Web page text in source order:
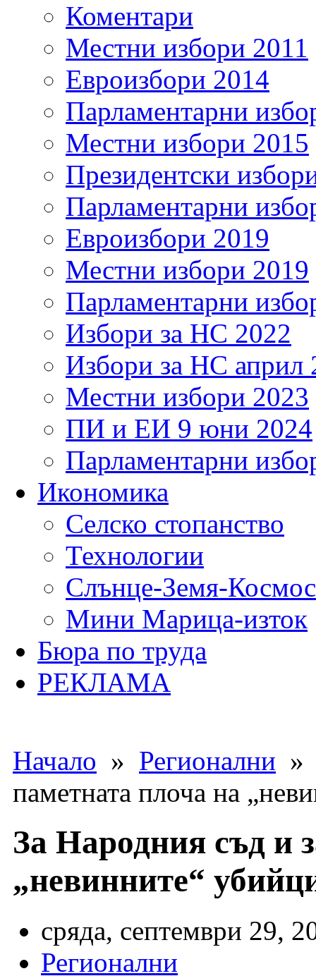
Коментари
Местни избори 2011
Евроизбори 2014
Парламентарни
Местни избори 2015
Президентски
Парламентарни
Евроизбори 2019
Местни избори 2019
Парламентарни
Избори за НС 2022
Избори за НС април
Местни избори 2023
ПИ и ЕИ 9 юни 2024
Парламентарни
Икономика
Селско стопанство
Технологии
Слънце-Земя-Космос
Мини Марица-изток
Бюра по труда
РЕКЛАМА
Начало » Регионални »
паметната плоча на
За Народния съд и
„невинните“
сряда, септември 29,
Регионални